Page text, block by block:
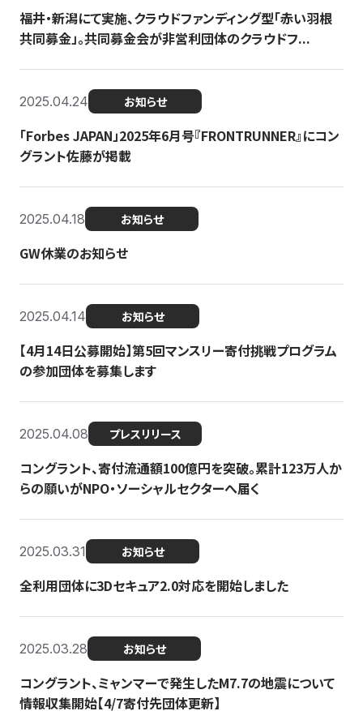
福井・新潟にて実施、クラウドファンディング型「赤い羽根
共同募金」。共同募金会が非営利団体のクラウドフ...
2025.04.24 お知らせ
「Forbes JAPAN」2025年6月号『FRONTRUNNER』にコン
グラント佐藤が掲載
2025.04.18 お知らせ
GW休業のお知らせ
2025.04.14 お知らせ
【4月14日公募開始】第5回マンスリー寄付挑戦プログラム
の参加団体を募集します
2025.04.08 プレスリリース
コングラント、寄付流通額100億円を突破。累計123万人か
らの願いがNPO・ソーシャルセクターへ届く
2025.03.31 お知らせ
全利用団体に3Dセキュア2.0対応を開始しました
2025.03.28 お知らせ
コングラント、ミャンマーで発生したM7.7の地震について
情報収集開始【4/7寄付先団体更新】